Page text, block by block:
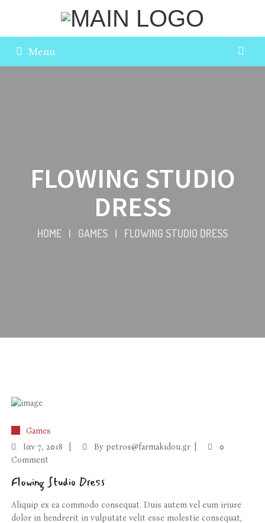
Menu
FLOWING STUDIO
DRESS
HOME | GAMES | FLOWING STUDIO DRESS
Games
Ιαν 7, 2018 By petros@farmakidou.gr
0
Comment
Flowing Studio Dress
Aliquip ex ea commodo consequat. Duis autem vel eum iriure
dolor in hendrerit in vulputate velit esse molestie consequat,